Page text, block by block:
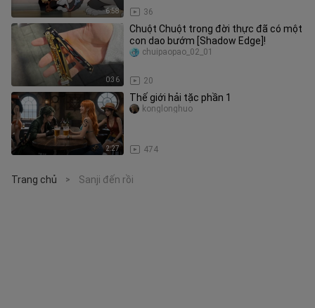
6:58 36
0:36
Chuột Chuột trong đời thực đã có một
con dao bướm [Shadow Edge]!
20
chuipaopao_02_01
2:27
Thế giới hải tặc phần 1
474
konglonghuo
Trang chủ > Sanji đến rồi